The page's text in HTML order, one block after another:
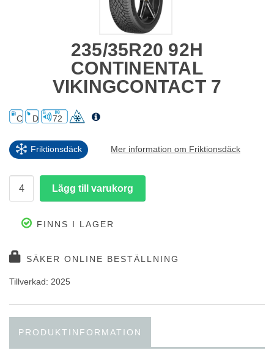
235/35R20 92H
CONTINENTAL
VIKINGCONTACT 7
C D 72
Friktionsdäck Mer information om Friktionsdäck
FINNS I LAGER
SÄKER ONLINE BESTÄLLNING
Tillverkad: 2025
PRODUKTINFORMATION